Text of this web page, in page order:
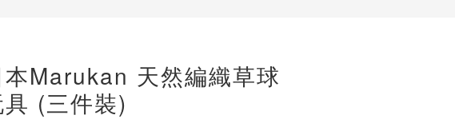
本Marukan 天然編織草球
(三件裝)